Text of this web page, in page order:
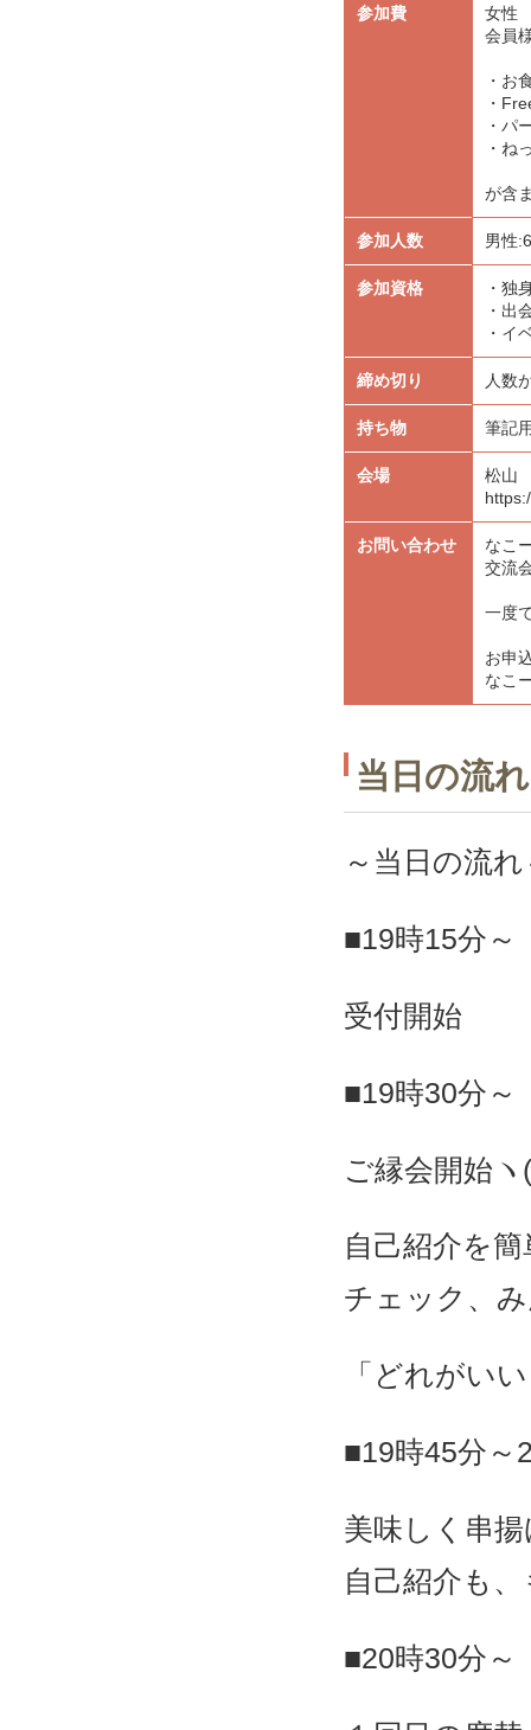
参加費
女性
会員
・お
・
・パ
・ね
が含
参加人数 男性
参加資格
・独
・出
・イ
締め切り 人数
持ち物 筆記
会場
松山
お問い合わせ
なこ
交流
一度
お申
なこ
当日の流れ
～当日の流れ
■19時15分～
受付開始
■19時30分～
ご縁会開始
自己紹介を
チェック、
「どれがい
■19時45分～
美味しく串
自己紹介も
■20時30分～